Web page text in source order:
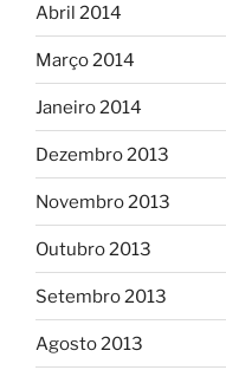
Abril 2014
Março 2014
Janeiro 2014
Dezembro 2013
Novembro 2013
Outubro 2013
Setembro 2013
Agosto 2013